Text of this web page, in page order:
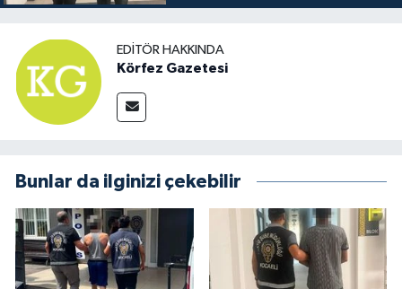
EDITÖR HAKKINDA
Körfez Gazetesi
Bunlar da ilginizi çekebilir